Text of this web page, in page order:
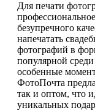
Для печати
безупречного
напечатать
фотографий в
популярной
особенные
ФотоПочта
так и оптом, что
уникальных